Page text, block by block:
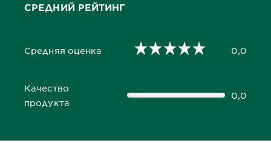
СРЕДНИЙ РЕЙТИНГ
Средняя оценка
0,0 out of 5 stars 0,0
Качество
продукта
0,0 out of 5 stars 0,0